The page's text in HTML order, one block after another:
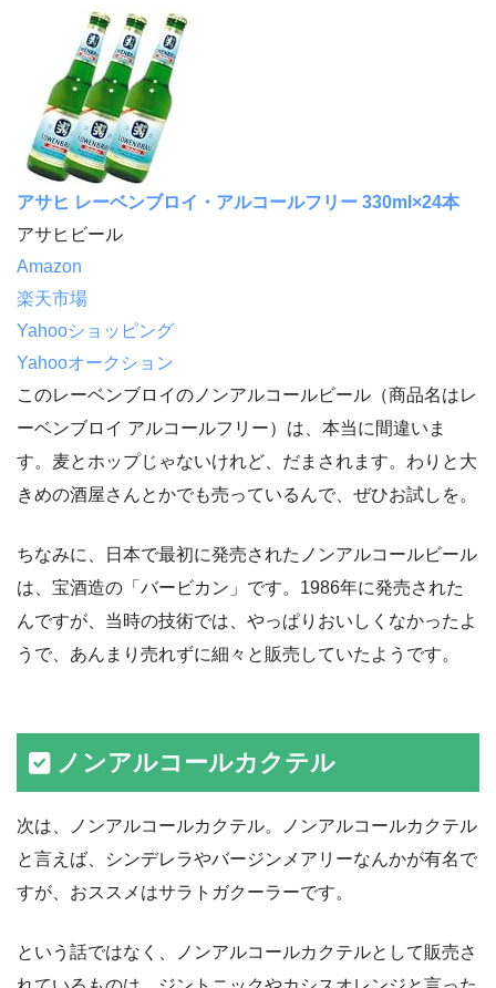
アサヒ レーベンブロイ・アルコールフリー 330ml×24本
アサヒビール
Amazon
楽天市場
Yahooショッピング
Yahooオークション
このレーベンブロイのノンアルコールビール（商品名はレ
ーベンブロイ アルコールフリー）は、本当に間違いま
す。麦とホップじゃないけれど、だまされます。わりと大
きめの酒屋さんとかでも売っているんで、ぜひお試しを。
ちなみに、日本で最初に発売されたノンアルコールビール
は、宝酒造の「バービカン」です。1986年に発売された
んですが、当時の技術では、やっぱりおいしくなかったよ
うで、あんまり売れずに細々と販売していたようです。
ノンアルコールカクテル
次は、ノンアルコールカクテル。ノンアルコールカクテル
と言えば、シンデレラやバージンメアリーなんかが有名で
すが、おススメはサラトガクーラーです。
という話ではなく、ノンアルコールカクテルとして販売さ